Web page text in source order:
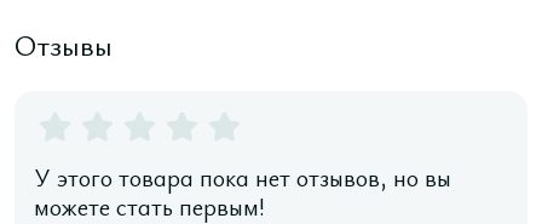
Отзывы
У этого товара пока нет отзывов, но вы
можете стать первым!